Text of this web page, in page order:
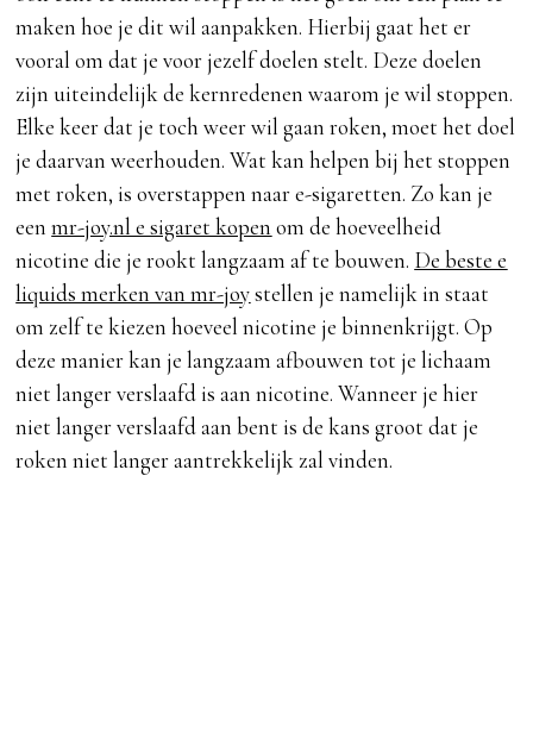
maken hoe je dit wil aanpakken. Hierbij gaat het er
vooral om dat je voor jezelf doelen stelt. Deze doelen
zijn uiteindelijk de kernredenen waarom je wil stoppen.
Elke keer dat je toch weer wil gaan roken, moet het doel
je daarvan weerhouden. Wat kan helpen bij het stoppen
met roken, is overstappen naar e-sigaretten. Zo kan je
eenmr-joy.nl e sigaret kopen om de hoeveelheid
nicotine die je rookt langzaam af te bouwen. De beste e
liquids merken van mr-joystellen je namelijk in staat
om zelf te kiezen hoeveel nicotine je binnenkrijgt. Op
deze manier kan je langzaam afbouwen tot je lichaam
niet langer verslaafd is aan nicotine. Wanneer je hier
niet langer verslaafd aan bent is de kans groot dat je
roken niet langer aantrekkelijk zal vinden.